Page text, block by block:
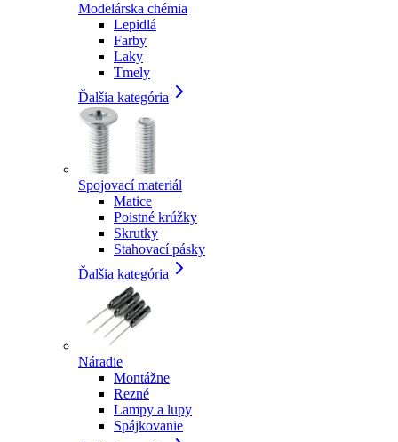
Modelárska chémia
Lepidlá
Farby
Laky
Tmely
Ďalšia kategória
Spojovací materiál
Matice
Poistné krúžky
Skrutky
Stahovací pásky
Ďalšia kategória
Náradie
Montážne
Rezné
Lampy a lupy
Spájkovanie